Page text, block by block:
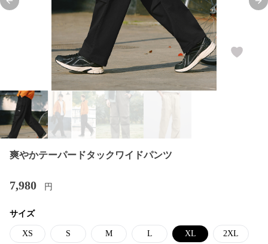
Previous slide
爽やかテーパードタックワイドパンツ
7,980 円
サイズ
XS S M L XL 2XL